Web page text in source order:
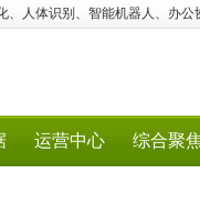
、人体识别、智能机器人、办
运营中心 综合聚